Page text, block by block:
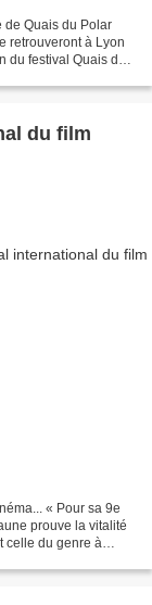
de Quais du Polar
retrouveront à Lyon
festival Quais du
du film
« Pour sa 9e
prouve la vitalité
celle du genre à